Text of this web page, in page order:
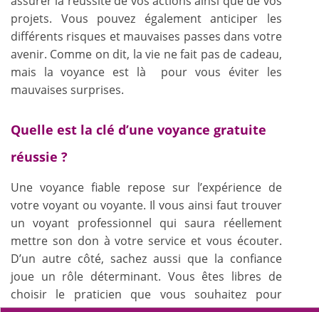
projets. Vous pouvez également anticiper les
différents risques et mauvaises passes dans votre
avenir. Comme on dit, la vie ne fait pas de cadeau,
mais la voyance est là pour vous éviter les
mauvaises surprises.
Quelle est la clé d’une voyance gratuite
réussie ?
Une voyance fiable repose sur l’expérience de
votre voyant ou voyante. Il vous ainsi faut trouver
un voyant professionnel qui saura réellement
mettre son don à votre service et vous écouter.
D’un autre côté, sachez aussi que la confiance
joue un rôle déterminant. Vous êtes libres de
choisir le praticien que vous souhaitez pour